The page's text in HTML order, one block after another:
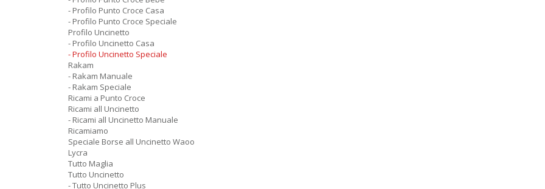
- Profilo Punto Croce Casa
- Profilo Punto Croce Speciale
Profilo Uncinetto
- Profilo Uncinetto Casa
- Profilo Uncinetto Speciale
Rakam
- Rakam Manuale
- Rakam Speciale
Ricami a Punto Croce
Ricami all Uncinetto
- Ricami all Uncinetto Manuale
Ricamiamo
Speciale Borse all Uncinetto Waoo
Lycra
Tutto Maglia
Tutto Uncinetto
- Tutto Uncinetto Plus